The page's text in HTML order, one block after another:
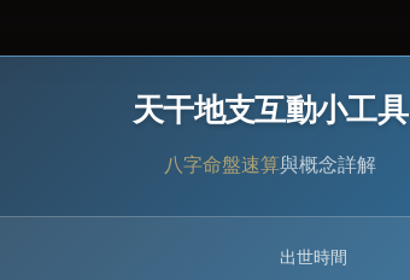
天干地支互動小工具
八字命盤速算與概念詳解
出世時間